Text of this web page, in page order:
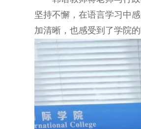
坚持不懈，在语言学习中
加清晰，也感受到了学院的